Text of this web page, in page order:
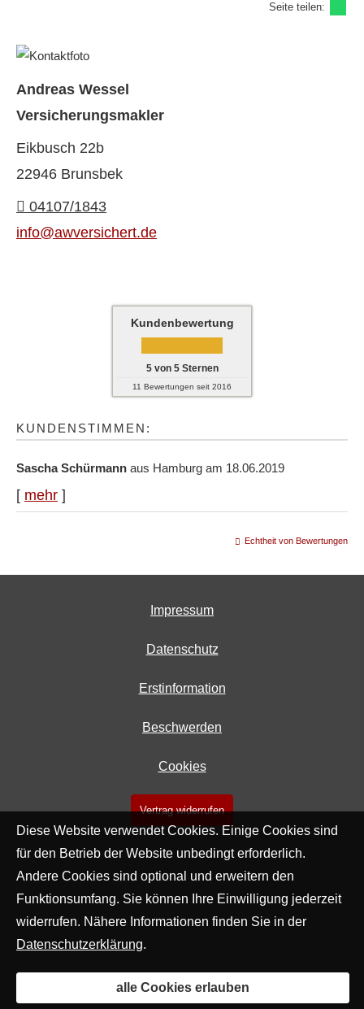
Seite teilen:
Andreas Wessel
Ver­sicherungs­makler
Eikbusch 22b
22946 Brunsbek
04107/1843
info@awversichert.de
Kundenbewertung
5von 5Sternen
11 Bewertungen seit 2016
KUNDENSTIMMEN:
Sascha Schürmann aus Hamburg am 18.06.2019
[ mehr ]
Echtheit von Bewertungen
Impressum
Datenschutz
Erstinformation
Beschwerden
Cookies
Vertrag widerrufen
Diese Website verwendet Cookies. Einige Cookies sind
für den Betrieb der Website unbedingt erforderlich.
Andere Cookies sind optional und erweitern den
Funktionsumfang. Sie können Ihre Einwilligung jederzeit
widerrufen. Nähere Informationen finden Sie in der
Datenschutzerklärung.
alle Cookies erlauben